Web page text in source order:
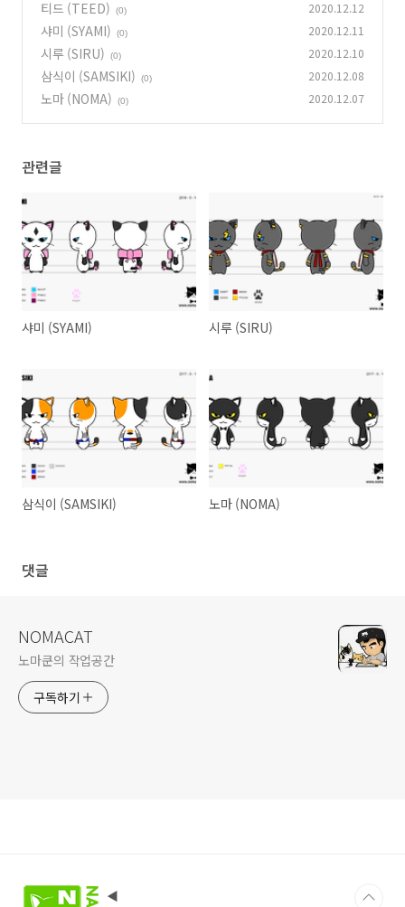
티드 (TEED)
(0) 2020.12.12
샤미 (SYAMI) (0) 2020.12.11
시루 (SIRU) (0) 2020.12.10
삼식이 (SAMSIKI) (0) 2020.12.08
노마 (NOMA) (0) 2020.12.07
관련글
샤미 (SYAMI) 시루 (SIRU)
삼식이 (SAMSIKI) 노마 (NOMA)
댓글
NOMACAT
노마쿤의 작업공간
구독하기
◀